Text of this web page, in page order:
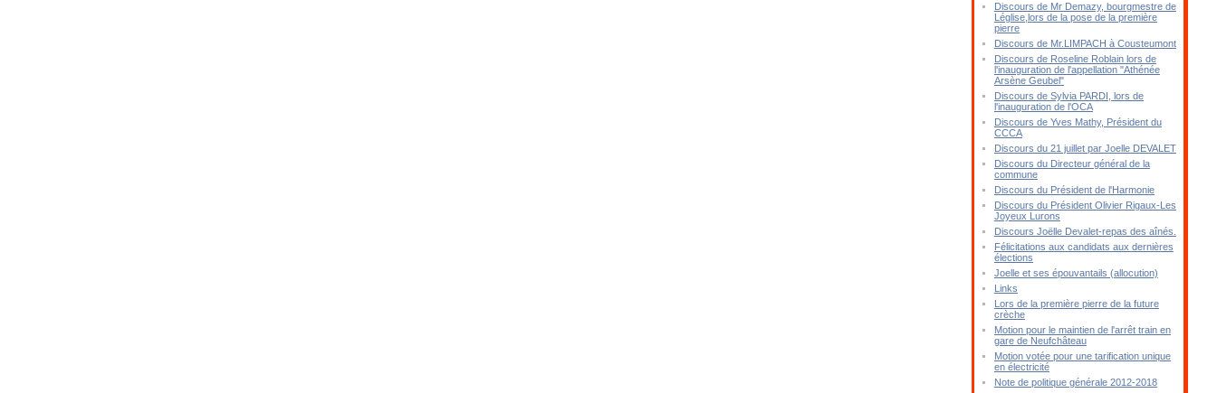
Discours de Mr Demazy, bourgmestre de
Léglise,lors de la pose de la première
pierre
Discours de Mr.LIMPACH à Cousteumont
Discours de Roseline Roblain lors de
l'inauguration de l'appellation "Athénée
Arsène Geubel"
Discours de Sylvia PARDI, lors de
l'inauguration de l'OCA
Discours de Yves Mathy, Président du
CCCA
Discours du 21 juillet par Joelle DEVALET
Discours du Directeur général de la
commune
Discours du Président de l'Harmonie
Discours du Président Olivier Rigaux-Les
Joyeux Lurons
Discours Joëlle Devalet-repas des aînés.
Félicitations aux candidats aux dernières
élections
Joelle et ses épouvantails (allocution)
Links
Lors de la première pierre de la future
crèche
Motion pour le maintien de l'arrêt train en
gare de Neufchâteau
Motion votée pour une tarification unique
en électricité
Note de politique générale 2012-2018